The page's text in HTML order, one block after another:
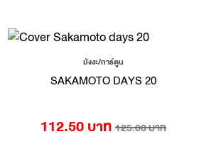
มังงะ/การ์ตูน
SAKAMOTO DAYS 20
112.50 บาท 125.00 บาท